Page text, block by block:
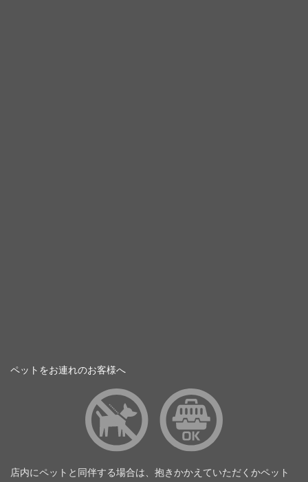
ペットをお連れのお客様へ
店内にペットと同伴する場合は、抱きかかえていただくかペット